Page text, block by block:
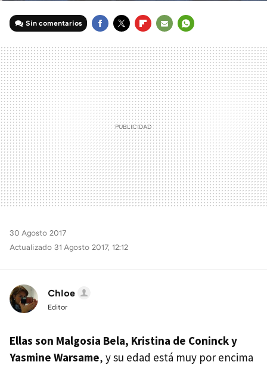
Sin comentarios
MAIL
30 Agosto 2017
Actualizado 31 Agosto 2017, 12:12
Chloe
Editor
Ellas son Malgosia Bela, Kristina de Coninck y
Yasmine Warsame, y su edad está muy por encima